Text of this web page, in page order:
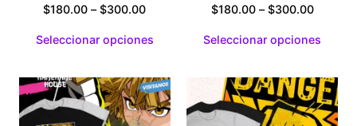
$180.00 – $300.00Price
$180.00
$300.00
Seleccionar opciones
$180.00 – $300.00Price
$180.00
Seleccionar opciones